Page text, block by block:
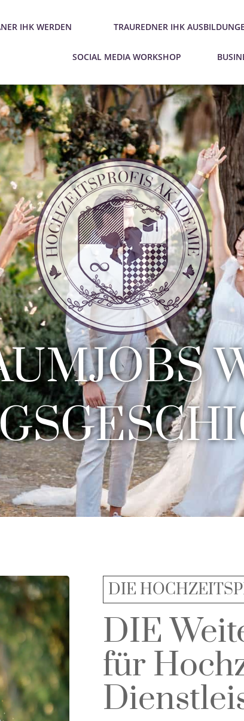
IHK WERDEN TRAUREDNER IHK
SOCIAL MEDIA WORKSHOP
DIE
DIE
für